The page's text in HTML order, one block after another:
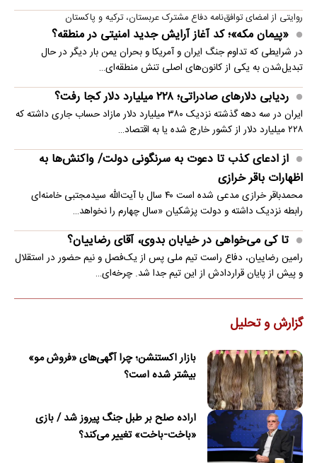
روایتی از امضای توافق‌نامه دفاع مشترک عربستان، ترکیه و پاکستان
«پیمان مکه»؛ کد آغاز آرایش جدید امنیتی در منطقه؟
در شرایطی که تداوم جنگ ایران و آمریکا و بحران یمن بار دیگر در حال
تبدیل‌شدن به یکی از کانون‌های اصلی تنش منطقه‌ای…
ردیابی دلارهای صادراتی؛ ۲۲۸ میلیارد دلار کجا رفت؟
ایران در سه دهه گذشته نزدیک ۳۸۰ میلیارد دلار مازاد حساب جاری داشته که
۲۲۸ میلیارد دلار از کشور خارج شده یا به اقتصاد…
از ادعای کذب تا دعوت به سرنگونی دولت/ واکنش‌ها به
اظهارات باقر خرازی‌
محمدباقر خرازی مدعی شده است ۴۰ سال با آیت‌الله سیدمجتبی خامنه‌ای
رابطه نزدیک داشته و دولت پزشکیان «سال چهارم را نخواهد…
تا کی می‌خواهی در خیابان بدوی، آقای رضاییان؟
رامین رضاییان، دفاع راست تیم ملی پس از یک‌فصل و نیم حضور در استقلال
و پیش از پایان قراردادش از این تیم جدا شد. چرخه‌ای…
گزارش و تحلیل
بازار اکستنشن؛ چرا آگهی‌های «فروش مو»
بیشتر شده است؟
اراده صلح بر طبل جنگ پیروز شد / بازی
«باخت-باخت» تغییر می‌کند؟